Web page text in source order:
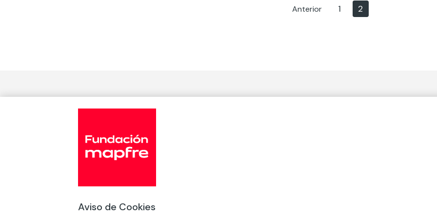
Anterior 1 2
Únete a nuestra Fundación.
Aviso de Cookies